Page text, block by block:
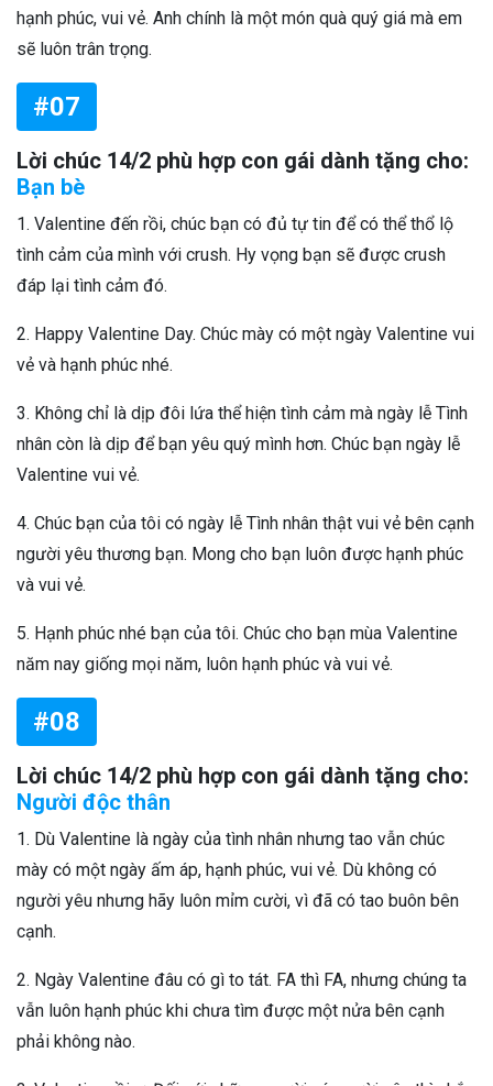
hạnh phúc, vui vẻ. Anh chính là một món quà quý giá mà em
sẽ luôn trân trọng.
#07
Lời chúc 14/2 phù hợp con gái dành tặng cho:
Bạn bè
1. Valentine đến rồi, chúc bạn có đủ tự tin để có thể thổ lộ
tình cảm của mình với crush. Hy vọng bạn sẽ được crush
đáp lại tình cảm đó.
2. Happy Valentine Day. Chúc mày có một ngày Valentine vui
vẻ và hạnh phúc nhé.
3. Không chỉ là dịp đôi lứa thể hiện tình cảm mà ngày lễ Tình
nhân còn là dịp để bạn yêu quý mình hơn. Chúc bạn ngày lễ
Valentine vui vẻ.
4. Chúc bạn của tôi có ngày lễ Tình nhân thật vui vẻ bên cạnh
người yêu thương bạn. Mong cho bạn luôn được hạnh phúc
và vui vẻ.
5. Hạnh phúc nhé bạn của tôi. Chúc cho bạn mùa Valentine
năm nay giống mọi năm, luôn hạnh phúc và vui vẻ.
#08
Lời chúc 14/2 phù hợp con gái dành tặng cho:
Người độc thân
1. Dù Valentine là ngày của tình nhân nhưng tao vẫn chúc
mày có một ngày ấm áp, hạnh phúc, vui vẻ. Dù không có
người yêu nhưng hãy luôn mỉm cười, vì đã có tao buôn bên
cạnh.
2. Ngày Valentine đâu có gì to tát. FA thì FA, nhưng chúng ta
vẫn luôn hạnh phúc khi chưa tìm được một nửa bên cạnh
phải không nào.